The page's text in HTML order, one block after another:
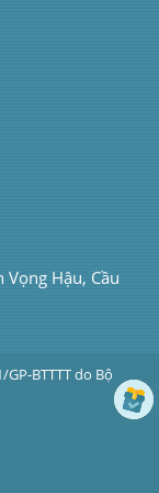
Hậu, Cầu
BTTTT do Bộ